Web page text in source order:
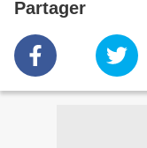
Partager